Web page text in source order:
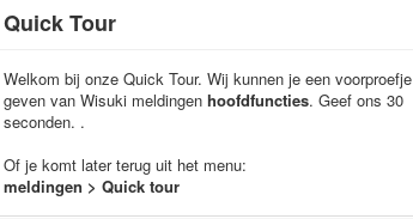
Quick Tour
Welkom bij onze Quick Tour. Wij kunnen je een voorproefje
geven van Wisuki meldingen hoofdfuncties. Geef ons 30
seconden. .
Of je komt later terug uit het menu:
meldingen > Quick tour
Quick Tour
Welkom bij onze Quick Tour. Wij kunnen je een voorproefje
geven van Wisuki meldingen hoofdfuncties. Geef ons 30
seconden. .
Of je komt later terug uit het menu:
meldingen > Quick tour